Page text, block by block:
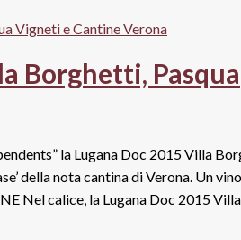
Borghetti, Pasqua
la Lugana Doc 2015 Villa
della nota cantina di Verona. Un
Nel calice, la Lugana Doc 2015